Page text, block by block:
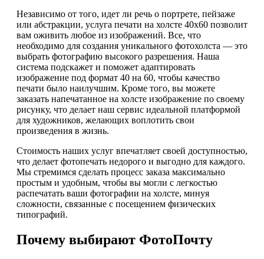
Независимо от того, идет ли речь о портрете, пейзаже
или абстракции, услуга печати на холсте 40х60 позволит
вам оживить любое из изображений. Все, что
необходимо для создания уникального фотохолста — это
выбрать фотографию высокого разрешения. Наша
система подскажет и поможет адаптировать
изображение под формат 40 на 60, чтобы качество
печати было наилучшим. Кроме того, вы можете
заказать напечатанное на холсте изображение по своему
рисунку, что делает наш сервис идеальной платформой
для художников, желающих воплотить свои
произведения в жизнь.
Стоимость наших услуг впечатляет своей доступностью,
что делает фотопечать недорого и выгодно для каждого.
Мы стремимся сделать процесс заказа максимально
простым и удобным, чтобы вы могли с легкостью
распечатать ваши фотографии на холсте, минуя
сложности, связанные с посещением физических
типографий.
Почему выбирают ФотоПочту